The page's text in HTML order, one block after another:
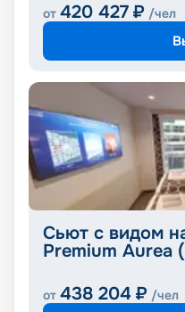
от 420 427 ₽ /чел
Сьют с видом
Premium Aurea
от 438 204 ₽ /чел